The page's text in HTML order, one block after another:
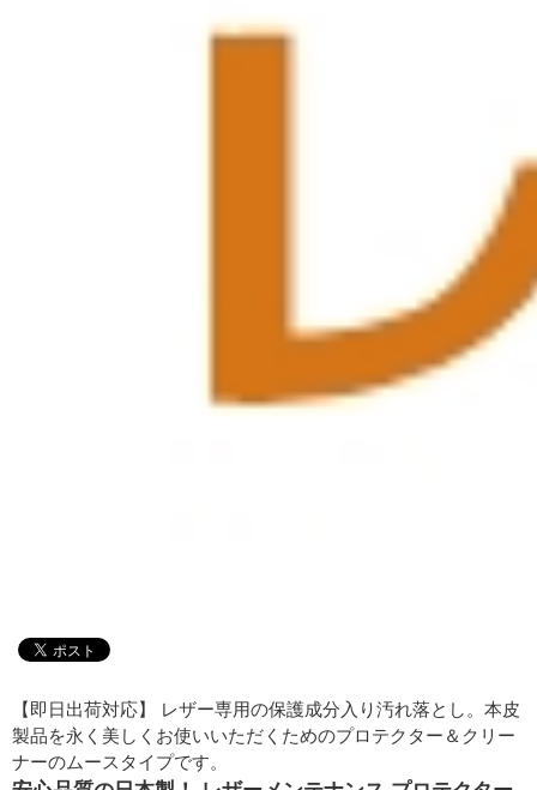
【即日出荷対応】 レザー専用の保護成分入り汚れ落とし。本皮
製品を永く美しくお使いいただくためのプロテクター＆クリー
ナーのムースタイプです。